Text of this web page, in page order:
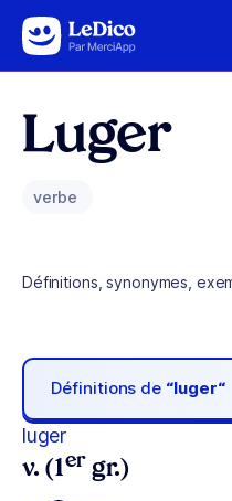
Aller au contenu
Luger
verbe
Définitions, synonymes,
Définitions de “luger“
luger
v. (1er gr.)